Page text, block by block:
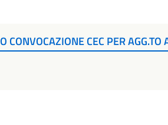
CONVOCAZIONE CEC PER AGG.TO